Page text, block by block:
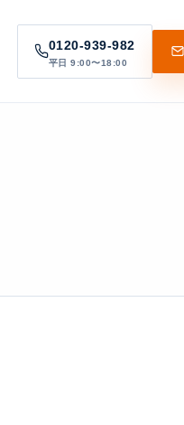
0120-939-982
平日 9:00〜18:00